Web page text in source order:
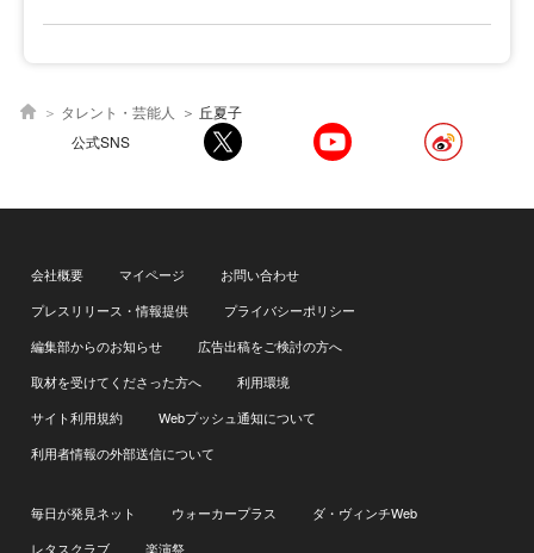
タレント・芸能人
丘夏子
公式SNS
会社概要 マイページ
お問い合わせ
プレスリリース・情報提供
プライバシーポリシー
編集部からのお知らせ
広告出稿をご検討の方へ
取材を受けてくださった方へ
利用環境
サイト利用規約
Webプッシュ通知について
利用者情報の外部送信について
毎日が発見ネット ウォーカープラス
ダ・ヴィンチWeb
レタスクラブ
楽演祭